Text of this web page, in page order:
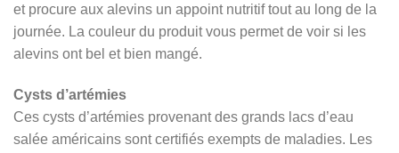
et procure aux alevins un appoint nutritif tout au long de la
journée. La couleur du produit vous permet de voir si les
alevins ont bel et bien mangé.
Cysts d’artémies
Ces cysts d’artémies provenant des grands lacs d’eau
salée américains sont certifiés exempts de maladies. Les